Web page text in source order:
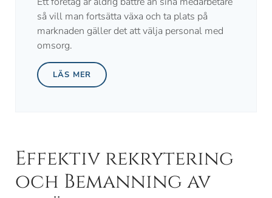
så vill man fortsätta växa och ta plats på
marknaden gäller det att välja personal med
omsorg.
LÄS MER
Effektiv rekrytering
och Bemanning av